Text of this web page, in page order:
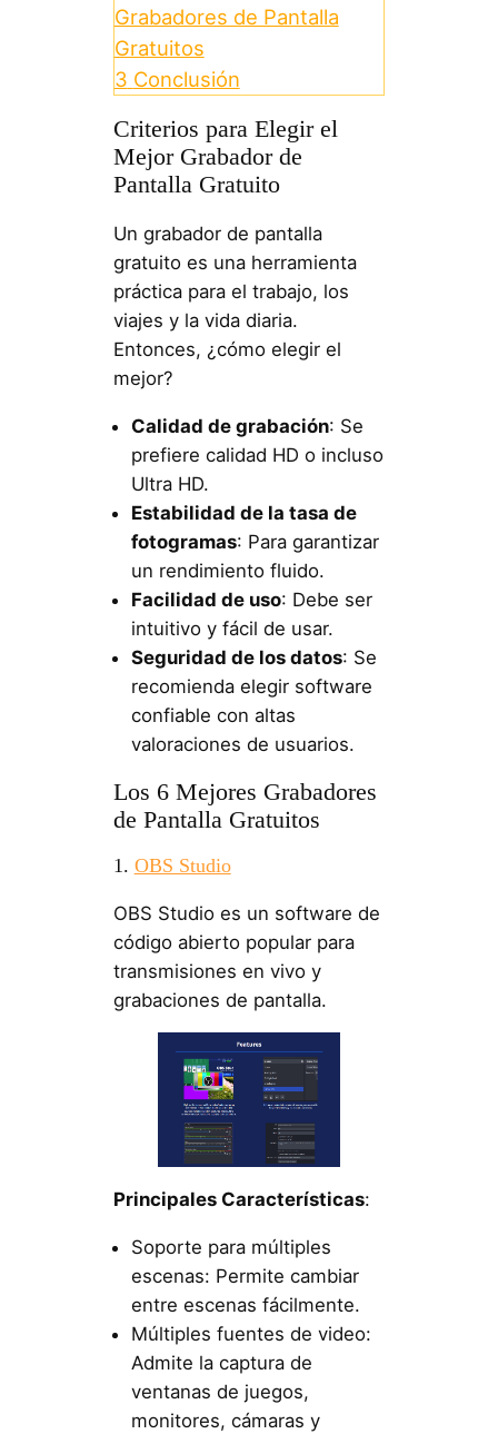
Grabadores de Pantalla
Gratuitos
3 Conclusión
Criterios para Elegir el
Mejor Grabador de
Pantalla Gratuito
Un grabador de pantalla
gratuito es una herramienta
práctica para el trabajo, los
viajes y la vida diaria.
Entonces, ¿cómo elegir el
mejor?
Calidad de grabación: Se
prefiere calidad HD o incluso
Ultra HD.
Estabilidad de la tasa de
fotogramas: Para garantizar
un rendimiento fluido.
Facilidad de uso: Debe ser
intuitivo y fácil de usar.
Seguridad de los datos: Se
recomienda elegir software
confiable con altas
valoraciones de usuarios.
Los 6 Mejores Grabadores
de Pantalla Gratuitos
1. OBS Studio
OBS Studio es un software de
código abierto popular para
transmisiones en vivo y
grabaciones de pantalla.
Principales Características:
Soporte para múltiples
escenas: Permite cambiar
entre escenas fácilmente.
Múltiples fuentes de video:
Admite la captura de
ventanas de juegos,
monitores, cámaras y